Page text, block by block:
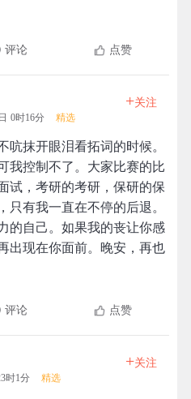
评论 点赞
0时16分 精选
+关注
吭抹开眼泪看拓词的时候。
我控制不了。大家比赛的比
试，考研的考研，保研的保
只有我一直在不停的后退。
的自己。如果我的丧让你感
出现在你面前。晚安，再也
评论 点赞
时1分 精选
+关注